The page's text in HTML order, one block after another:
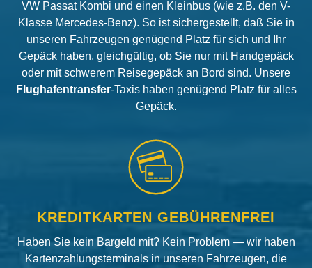
VW Passat Kombi und einen Kleinbus (wie z.B. den V-
Klasse Mercedes-Benz). So ist sichergestellt, daß Sie in
unseren Fahrzeugen genügend Platz für sich und Ihr
Gepäck haben, gleichgültig, ob Sie nur mit Handgepäck
oder mit schwerem Reisegepäck an Bord sind. Unsere
Flughafentransfer-Taxis haben genügend Platz für alles
Gepäck.
KREDITKARTEN GEBÜHRENFREI
Haben Sie kein Bargeld mit? Kein Problem — wir haben
Kartenzahlungsterminals in unseren Fahrzeugen, die